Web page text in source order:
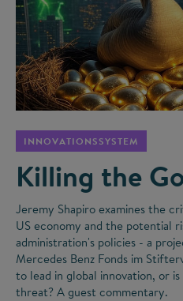
INNOVATIONSSYSTEM
Killing the
Jeremy Shapiro examines the
US economy and the potential
administration's policies - a
Mercedes Benz Fonds im
to lead in global innovation, or
threat? A guest commentary.